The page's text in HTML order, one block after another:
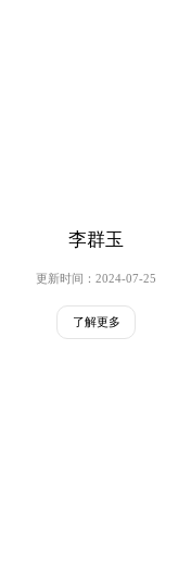
李群玉
更新时间：2024-07-25
了解更多